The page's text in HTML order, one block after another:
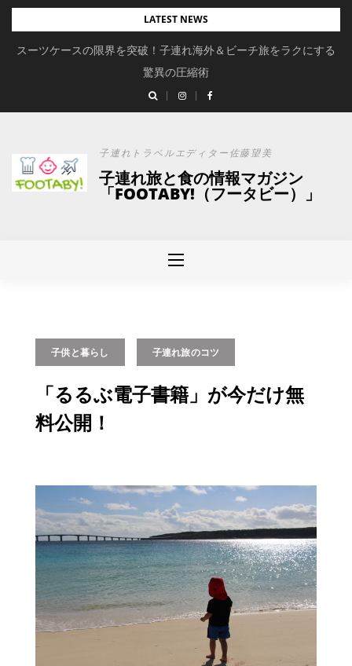
Skip
content
LATEST NEWS
スーツケースの限界を突破！子連れ海外＆ビーチ旅をラクにする
驚異の圧縮術
子連れトラベルエディター佐藤望美
子連れ旅と食の情報マガジン
「FOOTABY!（フータビー）」
子供と暮らし 子連れ旅のコツ
「るるぶ電子書籍」が今だけ無
料公開！